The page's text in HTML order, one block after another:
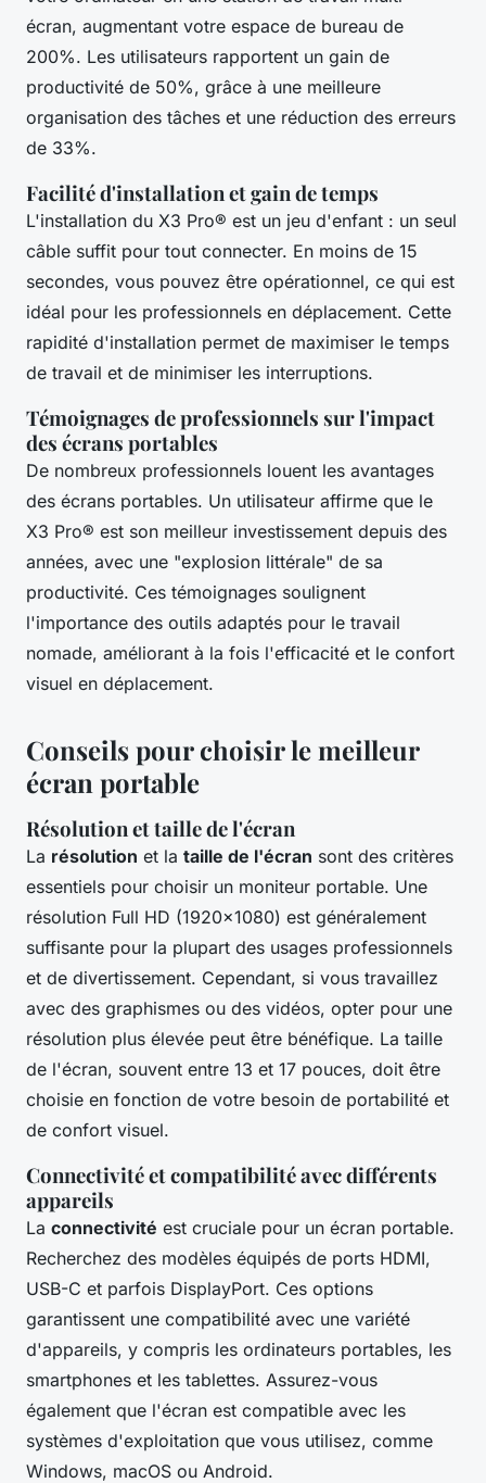
écran, augmentant votre espace de bureau de
200%. Les utilisateurs rapportent un gain de
productivité de 50%, grâce à une meilleure
organisation des tâches et une réduction des erreurs
de 33%.
Facilité d'installation et gain de temps
L'installation du X3 Pro® est un jeu d'enfant : un seul
câble suffit pour tout connecter. En moins de 15
secondes, vous pouvez être opérationnel, ce qui est
idéal pour les professionnels en déplacement. Cette
rapidité d'installation permet de maximiser le temps
de travail et de minimiser les interruptions.
Témoignages de professionnels sur l'impact
des écrans portables
De nombreux professionnels louent les avantages
des écrans portables. Un utilisateur affirme que le
X3 Pro® est son meilleur investissement depuis des
années, avec une "explosion littérale" de sa
productivité. Ces témoignages soulignent
l'importance des outils adaptés pour le travail
nomade, améliorant à la fois l'efficacité et le confort
visuel en déplacement.
Conseils pour choisir le meilleur
écran portable
Résolution et taille de l'écran
La résolution et la taille de l'écran sont des critères
essentiels pour choisir un moniteur portable. Une
résolution Full HD (1920x1080) est généralement
suffisante pour la plupart des usages professionnels
et de divertissement. Cependant, si vous travaillez
avec des graphismes ou des vidéos, opter pour une
résolution plus élevée peut être bénéfique. La taille
de l'écran, souvent entre 13 et 17 pouces, doit être
choisie en fonction de votre besoin de portabilité et
de confort visuel.
Connectivité et compatibilité avec différents
appareils
La connectivité est cruciale pour un écran portable.
Recherchez des modèles équipés de ports HDMI,
USB-C et parfois DisplayPort. Ces options
garantissent une compatibilité avec une variété
d'appareils, y compris les ordinateurs portables, les
smartphones et les tablettes. Assurez-vous
également que l'écran est compatible avec les
systèmes d'exploitation que vous utilisez, comme
Windows, macOS ou Android.